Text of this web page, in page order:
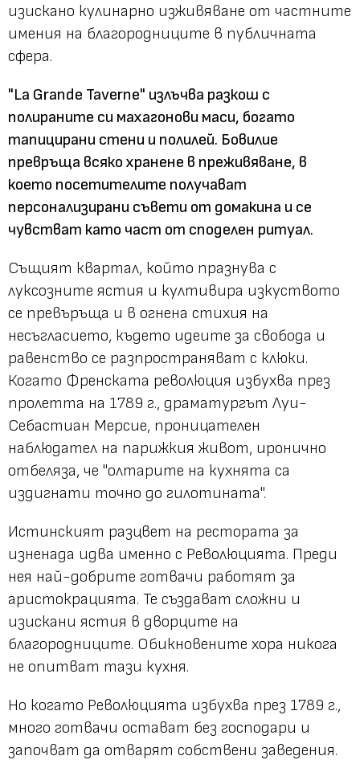
изискано кулинарно изживяване от частните
имения на благородниците в публичната
сфера.
"La Grande Taverne" излъчва разкош с
полираните си махагонови маси, богато
тапицирани стени и полилей. Бовилие
превръща всяко хранене в преживяване, в
което посетителите получават
персонализирани съвети от домакина и се
чувстват като част от споделен ритуал.
Същият квартал, който празнува с
луксозните ястия и култивира изкуството
се превъръща и в огнена стихия на
несъгласието, където идеите за свобода и
равенство се разпространяват с клюки.
Когато Френската революция избухва през
пролетта на 1789 г., драматургът Луи-
Себастиан Мерсие, проницателен
наблюдател на парижкия живот, иронично
отбеляза, че "олтарите на кухнята са
издигнати точно до гилотината".
Истинският разцвет на рестората за
изненада идва именно с Революцията. Преди
нея най-добрите готвачи работят за
аристокрацията. Те създават сложни и
изискани ястия в дворците на
благородниците. Обикновените хора никога
не опитват тази кухня.
Но когато Революцията избухва през 1789 г.,
много готвачи остават без господари и
започват да отварят собствени заведения.